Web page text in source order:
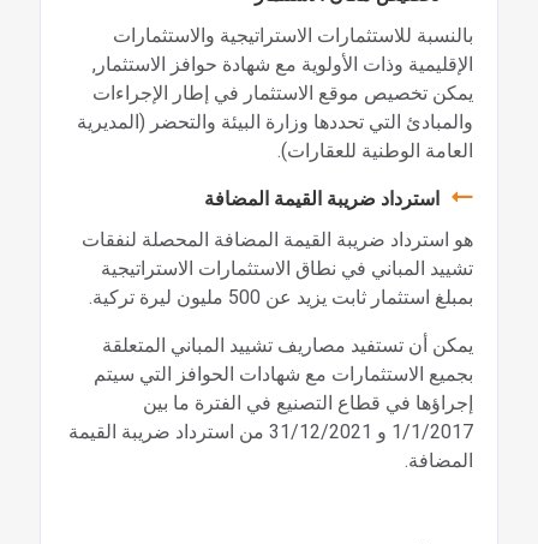
بالنسبة للاستثمارات الاستراتيجية والاستثمارات
الإقليمية وذات الأولوية مع شهادة حوافز الاستثمار,
يمكن تخصيص موقع الاستثمار في إطار الإجراءات
والمبادئ التي تحددها وزارة البيئة والتحضر (المديرية
العامة الوطنية للعقارات).
استرداد ضريبة القيمة المضافة
هو استرداد ضريبة القيمة المضافة المحصلة لنفقات
تشييد المباني في نطاق الاستثمارات الاستراتيجية
بمبلغ استثمار ثابت يزيد عن 500 مليون ليرة تركية.
يمكن أن تستفيد مصاريف تشييد المباني المتعلقة
بجميع الاستثمارات مع شهادات الحوافز التي سيتم
إجراؤها في قطاع التصنيع في الفترة ما بين
1/1/2017 و 31/12/2021 من استرداد ضريبة القيمة
المضافة.